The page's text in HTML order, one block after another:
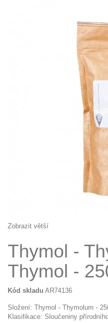
Zobrazit větší
Thymol -
Thymol -
Kód skladu AR74136
Složení: Thymol - Thymolum -
Klasifikace: Sloučeniny